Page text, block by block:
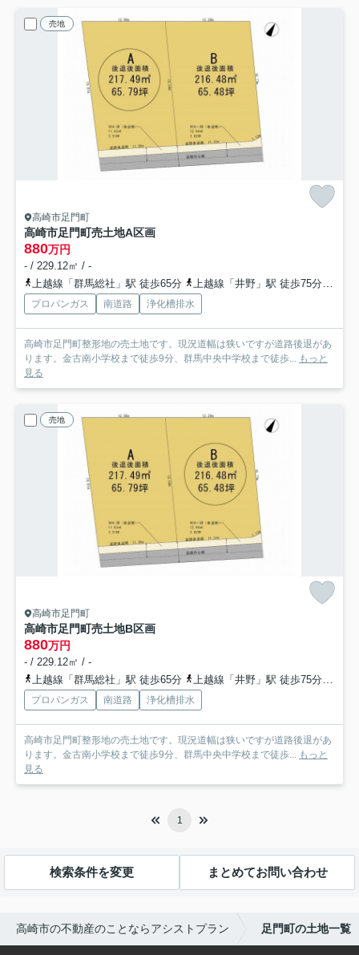
売地
高崎市足門町
高崎市足門町売土地A区画
880万円
- / 229.12㎡ / -
上越線「群馬総社」駅 徒歩65分
上越線「井野」駅 徒歩75分
プロパンガス 南道路 浄化槽排水
高崎市足門町整形地の売土地です。現況道幅は狭いですが道路後退があ
ります。金古南小学校まで徒歩9分、群馬中央中学校まで徒歩...
もっと
見る
売地
高崎市足門町
高崎市足門町売土地B区画
880万円
- / 229.12㎡ / -
上越線「群馬総社」駅 徒歩65分
上越線「井野」駅 徒歩75分
プロパンガス 南道路 浄化槽排水
高崎市足門町整形地の売土地です。現況道幅は狭いですが道路後退があ
ります。金古南小学校まで徒歩9分、群馬中央中学校まで徒歩...
もっと
見る
1
検索条件を変更 まとめてお問い合わせ
高崎市の不動産のことならアシストプラン 足門町の土地一覧